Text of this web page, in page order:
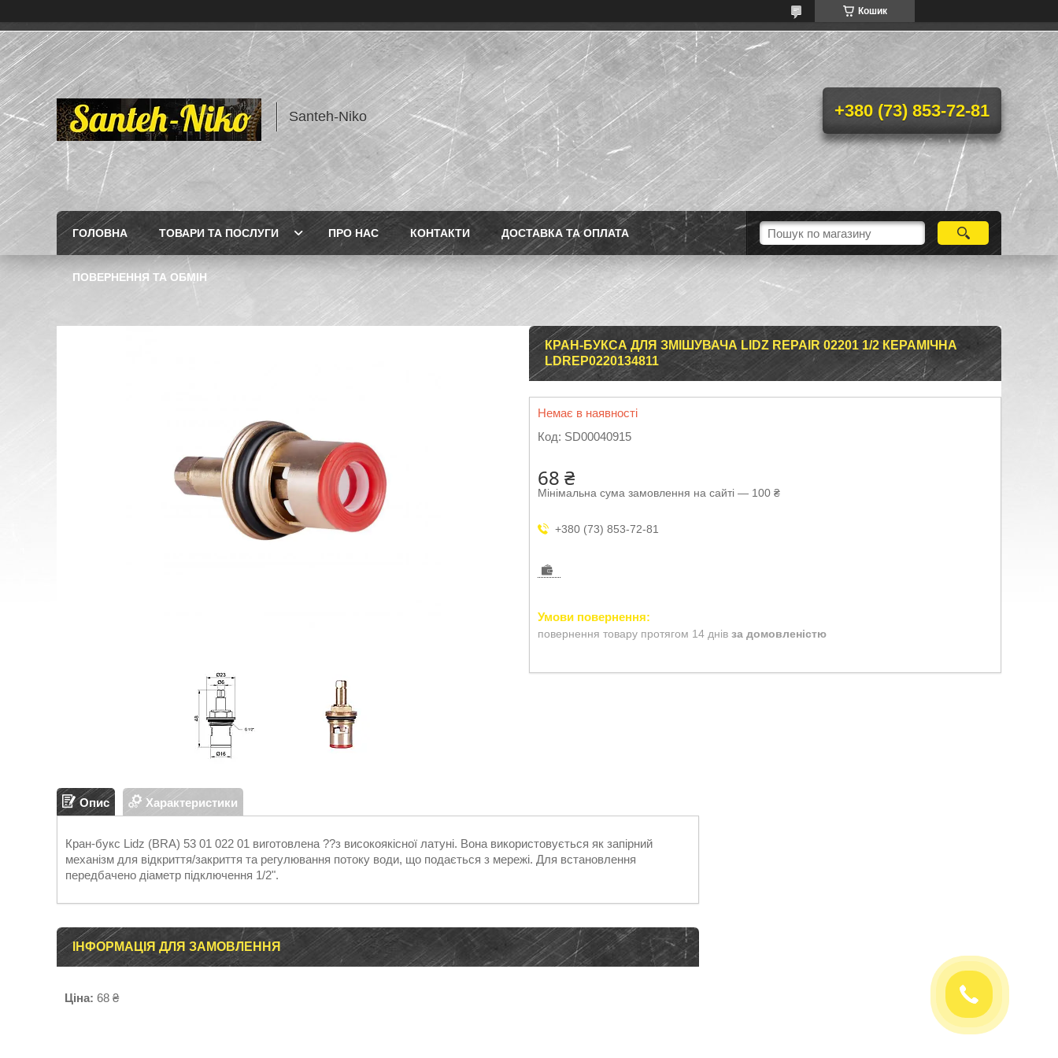
Кошик
Santeh-Niko +380 (73) 853-72-81
ГОЛОВНА ТОВАРИ ТА ПОСЛУГИ ПРО НАС КОНТАКТИ ДОСТАВКА ТА ОПЛАТА
ПОВЕРНЕННЯ ТА ОБМІН
КРАН-БУКСА ДЛЯ ЗМІШУВАЧА LIDZ REPAIR 02201 1/2 КЕРАМІЧНА
LDREP0220134811
Немає в наявності
Код: SD00040915
68 ₴
Мінімальна сума замовлення на сайті — 100 ₴
+380 (73) 853-72-81
повернення товару протягом 14 днів за домовленістю
Опис Характеристики
Кран-букс Lidz (BRA) 53 01 022 01 виготовлена ??з високоякісної латуні. Вона використовується як запірний
механізм для відкриття/закриття та регулювання потоку води, що подається з мережі. Для встановлення
передбачено діаметр підключення 1/2".
ІНФОРМАЦІЯ ДЛЯ ЗАМОВЛЕННЯ
Ціна: 68 ₴